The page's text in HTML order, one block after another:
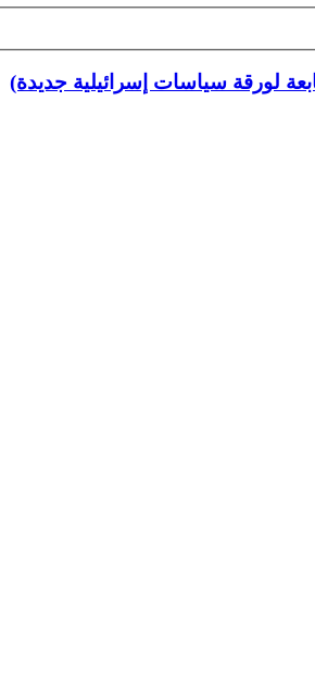
لورقة سياسات إسرائيلية جديدة)